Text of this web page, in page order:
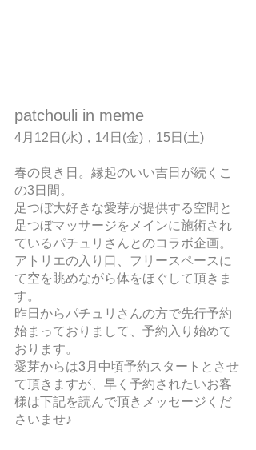
patchouli in meme
4月12日(水)，14日(金)，15日(土)
春の良き日。縁起のいい吉日が続くこ
の3日間。
足つぼ大好きな愛芽が提供する空間と
足つぼマッサージをメインに施術され
ているパチュリさんとのコラボ企画。
アトリエの入り口、フリースペースに
て空を眺めながら体をほぐして頂きま
す。
昨日からパチュリさんの方で先行予約
始まっておりまして、予約入り始めて
おります。
愛芽からは3月中頃予約スタートとさせ
て頂きますが、早く予約されたいお客
様は下記を読んで頂きメッセージくだ
さいませ♪